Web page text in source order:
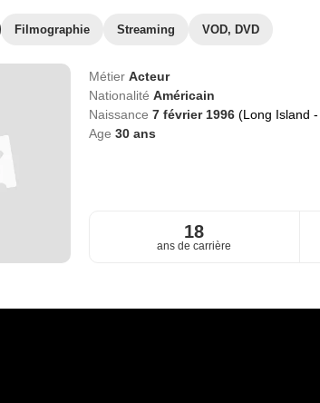
Filmographie Streaming VOD, DVD
Métier Acteur
Nationalité Américain
Naissance 7 février 1996 (Long Island
Age 30ans
18
ans de carrière